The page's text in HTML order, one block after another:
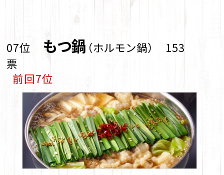
07位 もつ鍋 （ホルモン鍋） 153
票
前回7位